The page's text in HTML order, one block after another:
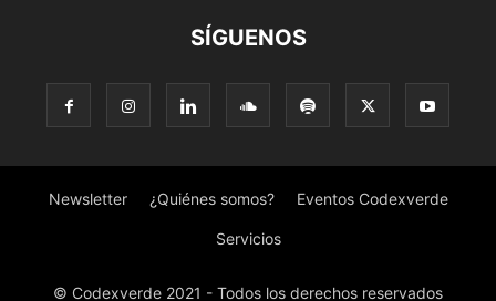
SÍGUENOS
Newsletter ¿Quiénes somos? Eventos Codexverde
Servicios
© Codexverde 2021 - Todos los derechos reservados